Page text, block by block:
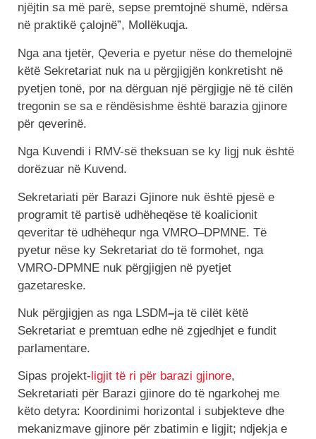
njëjtin sa më parë, sepse premtojnë shumë, ndërsa
në praktikë çalojnë”, Mollëkuqja.
Nga ana tjetër, Qeveria e pyetur nëse do themelojnë
këtë Sekretariat nuk na u përgjigjën konkretisht në
pyetjen tonë, por na dërguan një përgjigje në të cilën
tregonin se sa e rëndësishme është barazia gjinore
për qeverinë.
Nga Kuvendi i RMV-së theksuan se ky ligj nuk është
dorëzuar në Kuvend.
Sekretariati për Barazi Gjinore nuk është pjesë e
programit të partisë udhëheqëse të koalicionit
qeveritar të udhëhequr nga VMRO–DPMNE. Të
pyetur nëse ky Sekretariat do të formohet, nga
VMRO-DPMNE nuk përgjigjen në pyetjet
gazetareske.
Nuk përgjigjen as nga LSDM–ja të cilët këtë
Sekretariat e premtuan edhe në zgjedhjet e fundit
parlamentare.
Sipas projekt- ligjit të ri për barazi gjinore,
Sekretariati për Barazi gjinore do të ngarkohej me
këto detyra: Koordinimi horizontal i subjekteve dhe
mekanizmave gjinore për zbatimin e ligjit; ndjekja e